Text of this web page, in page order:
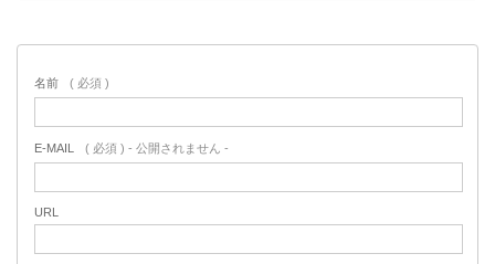
名前 ( 必須 )
E-MAIL ( 必須 ) - 公開されません -
URL